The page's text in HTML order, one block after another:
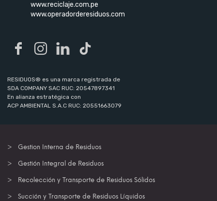
www.reciclaje.com.pe
www.operadorderesiduos.com
RESIDUOS® es una marca registrada de
SDA COMPANY SAC RUC: 20547897341
En alianza estratégica con
ACP AMBIENTAL S.A.C RUC: 20551663079
Gestion Interna de Residuos
Gestión Integral de Residuos
Recolección y Transporte de Residuos Sólidos
Succión y Transporte de Residuos Líquidos